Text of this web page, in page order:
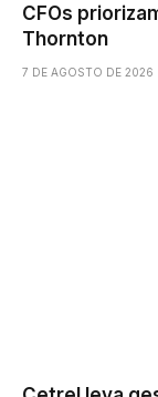
CFOs
Thornton
7 DE AGOSTO DE 2026